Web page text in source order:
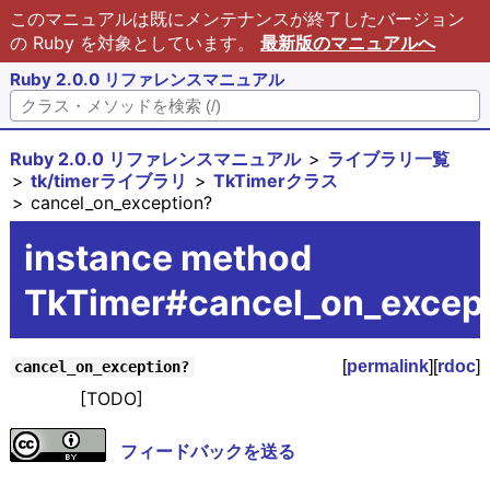
このマニュアルは既にメンテナンスが終了したバージョン
の Ruby を対象としています。 最新版のマニュアルへ
Ruby 2.0.0 リファレンスマニュアル
Ruby 2.0.0 リファレンスマニュアル
ライブラリ一覧
tk/timerライブラリ
TkTimerクラス
cancel_on_exception?
instance method
cancel_on_exception? [permalink][rdoc]
[TODO]
フィードバックを送る